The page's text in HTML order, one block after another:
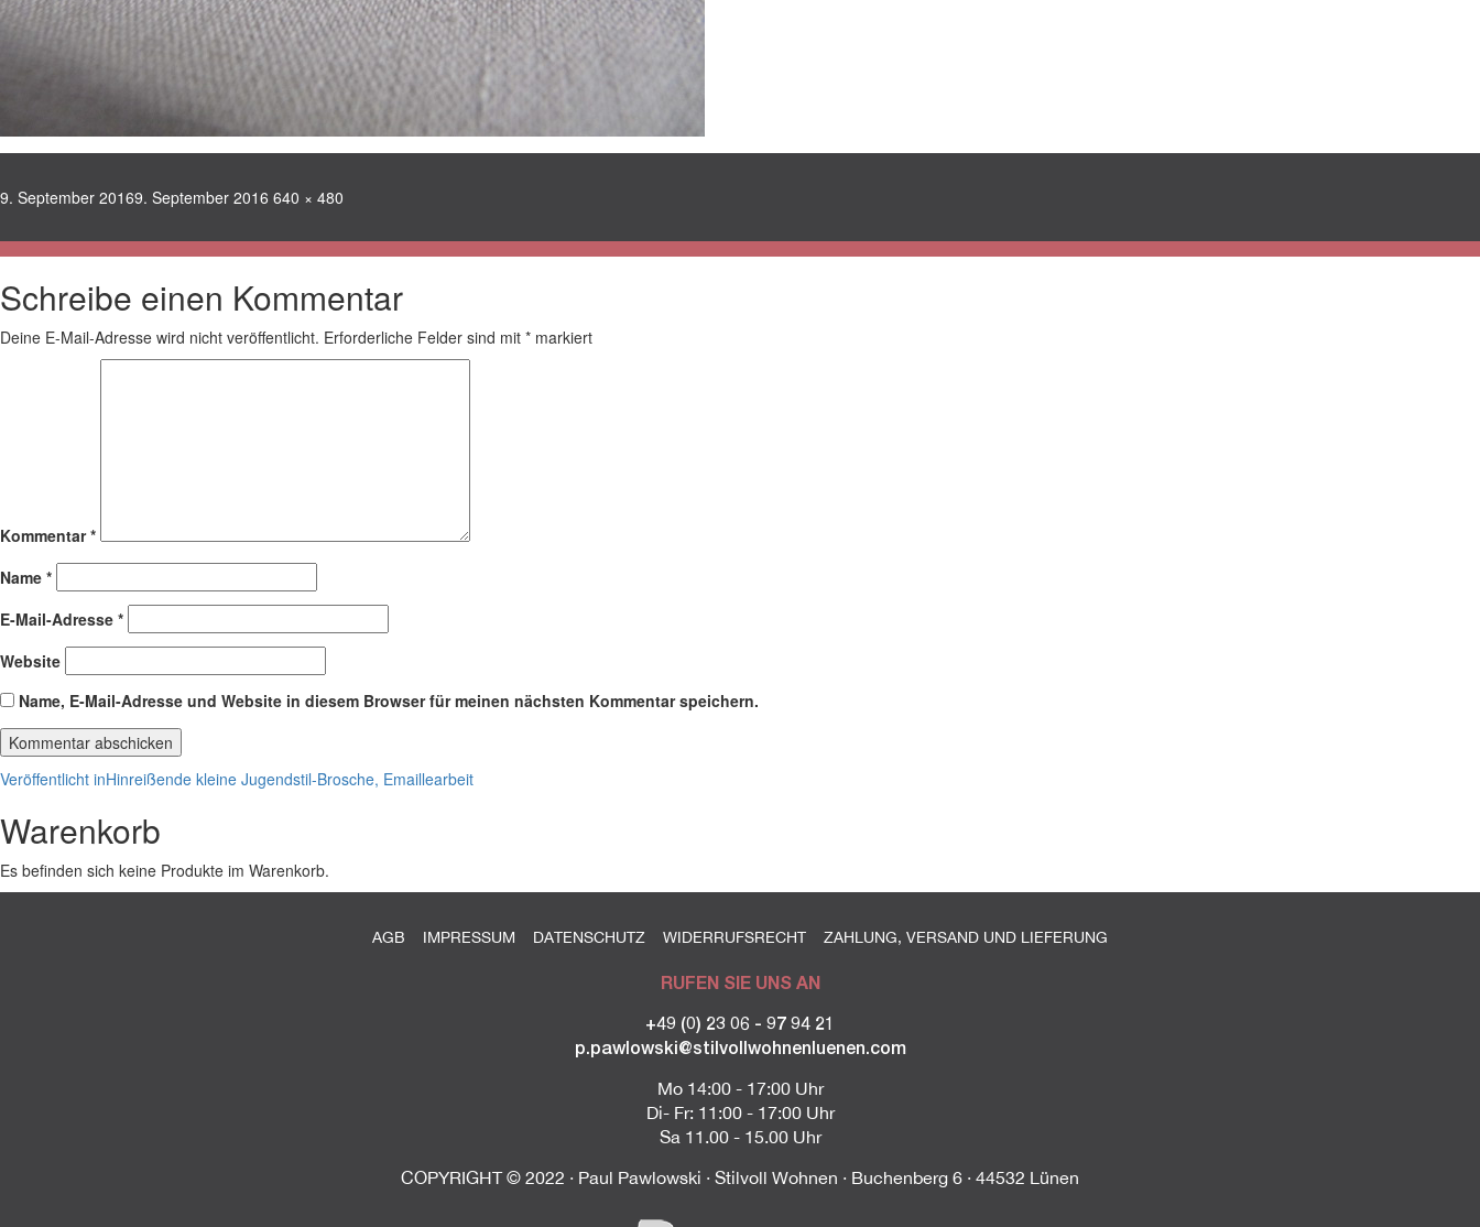
Veröffentlicht
9. September 20169. September 2016 Volle
640 × 480
Schreibe einen Kommentar
Deine E-Mail-Adresse wird nicht veröffentlicht. Erforderliche Felder sind mit * markiert
Kommentar*
Name *
E-Mail-Adresse *
Website
Name, E-Mail-Adresse und Website in diesem Browser für meinen nächsten Kommentar speichern.
Beitragsnavigation
Veröffentlicht inHinreißende kleine Jugendstil-Brosche, Emaillearbeit
Warenkorb
Es befinden sich keine Produkte im Warenkorb.
AGB IMPRESSUM DATENSCHUTZ WIDERRUFSRECHT ZAHLUNG, VERSAND UND LIEFERUNG
RUFEN SIE UNS AN
+49 (0) 23 06 - 97 94 21
p.pawlowski@stilvollwohnenluenen.com
Mo 14:00 - 17:00 Uhr
Di- Fr: 11:00 - 17:00 Uhr
Sa 11.00 - 15.00 Uhr
COPYRIGHT © 2022 · Paul Pawlowski · Stilvoll Wohnen · Buchenberg 6 · 44532 Lünen